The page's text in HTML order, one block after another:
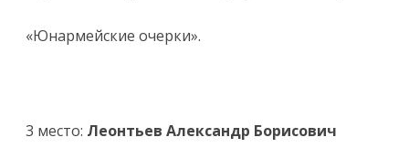
«Юнармейские очерки».
3 место: Леонтьев Александр Борисович